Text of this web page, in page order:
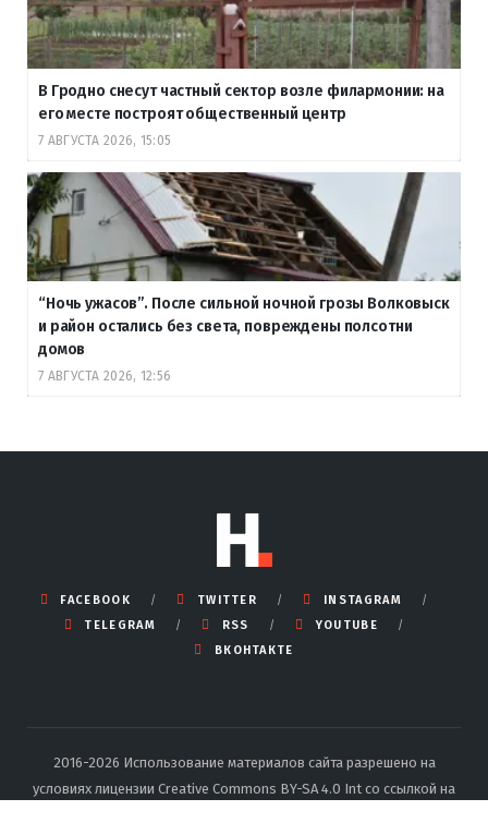
В Гродно снесут частный сектор возле филармонии: на
его месте построят общественный центр
7 АВГУСТА 2026, 15:05
“Ночь ужасов”. После сильной ночной грозы Волковыск
и район остались без света, повреждены полсотни
домов
7 АВГУСТА 2026, 12:56
FACEBOOK TWITTER
INSTAGRAM
TELEGRAM
RSS
YOUTUBE
ВКОНТАКТЕ
2016-2026 Использование материалов сайта разрешено на
условиях лицензии Creative Commons BY-SA 4.0 Int со ссылкой на